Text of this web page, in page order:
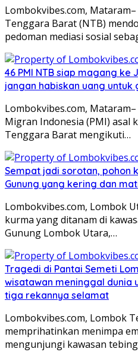
Lombokvibes.com,
Tenggara Barat (NTB)
pedoman mediasi sosial
46 PMI NTB siap magang
jangan habiskan uang untuk
Lombokvibes.com,
Migran Indonesia (PMI) asal
Tenggara Barat mengikuti…
Sempat jadi sorotan, pohon
Gunung yang kering dan
Lombokvibes.com, Lombok
kurma yang ditanam di
Gunung Lombok Utara,…
Tragedi di Pantai Semeti
wisatawan meninggal dunia
tiga rekannya selamat
Lombokvibes.com, Lombok
memprihatinkan menimpa
mengunjungi kawasan